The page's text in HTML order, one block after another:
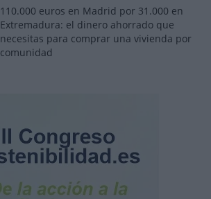
110.000 euros en Madrid por 31.000 en
Extremadura: el dinero ahorrado que
necesitas para comprar una vivienda por
comunidad